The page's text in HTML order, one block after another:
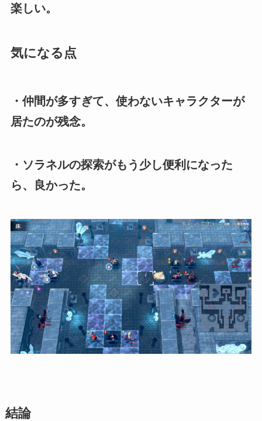
楽しい。
気になる点
・仲間が多すぎて、使わないキャラクターが
居たのが残念。
・ソラネルの探索がもう少し便利になった
ら、良かった。
結論